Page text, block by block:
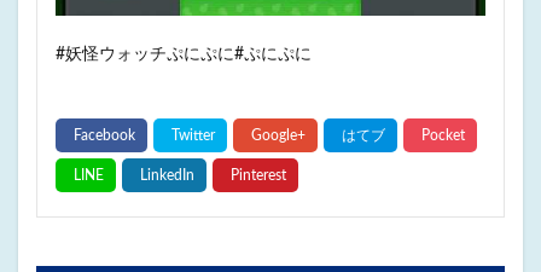
#妖怪ウォッチぷにぷに#ぷにぷに